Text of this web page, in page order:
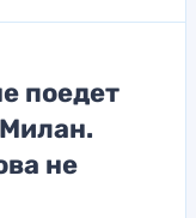
поедет
не